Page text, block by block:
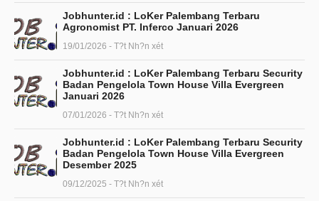
Jobhunter.id : LoKer Palembang Terbaru
Agronomist PT. Inferco Januari 2026
19/01/2026 - T?t Nh?n xét
Jobhunter.id : LoKer Palembang Terbaru Security
Badan Pengelola Town House Villa Evergreen
Januari 2026
07/01/2026 - T?t Nh?n xét
Jobhunter.id : LoKer Palembang Terbaru Security
Badan Pengelola Town House Villa Evergreen
Desember 2025
09/12/2025 - T?t Nh?n xét